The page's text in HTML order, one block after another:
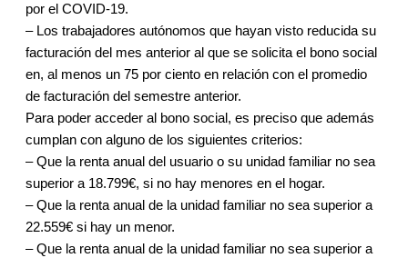
por el COVID-19.
– Los trabajadores autónomos que hayan visto reducida su
facturación del mes anterior al que se solicita el bono social
en, al menos un 75 por ciento en relación con el promedio
de facturación del semestre anterior.
Para poder acceder al bono social, es preciso que además
cumplan con alguno de los siguientes criterios:
– Que la renta anual del usuario o su unidad familiar no sea
superior a 18.799€, si no hay menores en el hogar.
– Que la renta anual de la unidad familiar no sea superior a
22.559€ si hay un menor.
– Que la renta anual de la unidad familiar no sea superior a